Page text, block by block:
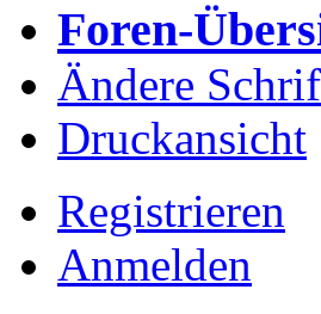
Foren-
Ändere
Druckansicht
Registrieren
Anmelden